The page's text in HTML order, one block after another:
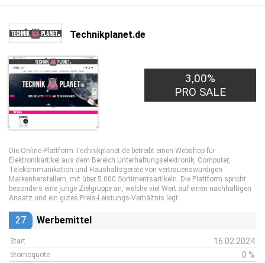
Technikplanet.de
3,00%
PRO SALE
Die Online-Plattform Technikplanet.de betreibt einen Webshop für
Elektronikartikel aus dem Bereich Unterhaltungselektronik, Computer,
Telekommunikation und Haushaltsgeräte von vertrauenswürdigen
Markenherstellern, mit über 5.000 Sortimentsartikeln. Die Plattform spricht
besonders eine junge Zielgruppe an, welche viel Wert auf einen nachhaltigen
Ansatz und ein gutes Preis-Leistungs-Verhältnis legt.
27 Werbemittel
Start 16.02.2024
Stornoquote 0 %